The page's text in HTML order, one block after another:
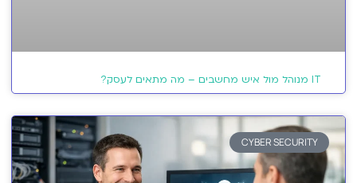
IT מנוהל מול איש מחשבים – מה מתאים לעסק?
CYBER SECURITY